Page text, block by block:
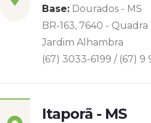
Base: Dourados - MS
BR-163, 7640 - Quadra
Jardim Alhambra
(67) 3033-6199 / (67) 9
Itaporã - MS